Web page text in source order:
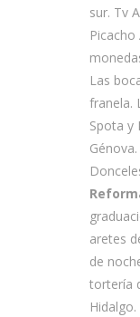
sur. Tv
Picacho
Las
franela.
Spota y
Génova.
aretes
de
tortería